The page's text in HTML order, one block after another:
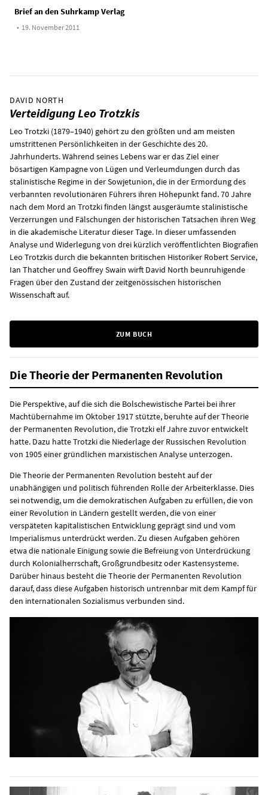
Brief an den Suhrkamp Verlag
• 19. November 2011
DAVID NORTH
Verteidigung Leo Trotzkis
Leo Trotzki (1879–1940) gehört zu den größten und am meisten
umstrittenen Persönlichkeiten in der Geschichte des 20.
Jahrhunderts. Während seines Lebens war er das Ziel einer
bösartigen Kampagne von Lügen und Verleumdungen durch das
stalinistische Regime in der Sowjetunion, die in der Ermordung des
verbannten revolutionären Führers ihren Höhepunkt fand. 70 Jahre
nach dem Mord an Trotzki finden längst ausgeräumte stalinistische
Verzerrungen und Fälschungen der historischen Tatsachen ihren Weg
in die akademische Literatur dieser Tage. In dieser umfassenden
Analyse und Widerlegung von drei kürzlich veröffentlichten Biografien
Leo Trotzkis durch die bekannten britischen Historiker Robert Service,
Ian Thatcher und Geoffrey Swain wirft David North beunruhigende
Fragen über den Zustand der zeitgenössischen historischen
Wissenschaft auf.
ZUM BUCH
Die Theorie der Permanenten Revolution
Die Perspektive, auf die sich die Bolschewistische Partei bei ihrer
Machtübernahme im Oktober 1917 stützte, beruhte auf der Theorie
der Permanenten Revolution, die Trotzki elf Jahre zuvor entwickelt
hatte. Dazu hatte Trotzki die Niederlage der Russischen Revolution
von 1905 einer gründlichen marxistischen Analyse unterzogen.
Die Theorie der Permanenten Revolution besteht auf der
unabhängigen und politisch führenden Rolle der Arbeiterklasse. Dies
sei notwendig, um die demokratischen Aufgaben zu erfüllen, die von
einer Revolution in Ländern gestellt werden, die von einer
verspäteten kapitalistischen Entwicklung geprägt sind und vom
Imperialismus unterdrückt werden. Zu diesen Aufgaben gehören
etwa die nationale Einigung sowie die Befreiung von Unterdrückung
durch Kolonialherrschaft, Großgrundbesitz oder Kastensysteme.
Darüber hinaus besteht die Theorie der Permanenten Revolution
darauf, dass diese Aufgaben historisch untrennbar mit dem Kampf für
den internationalen Sozialismus verbunden sind.